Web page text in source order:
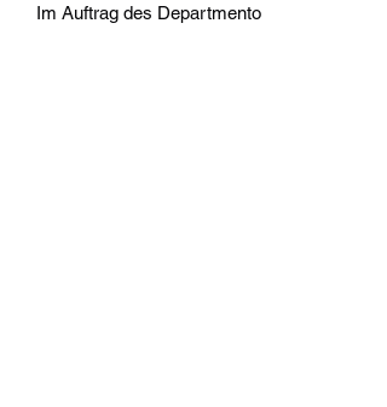
Im Auftrag des Departmento